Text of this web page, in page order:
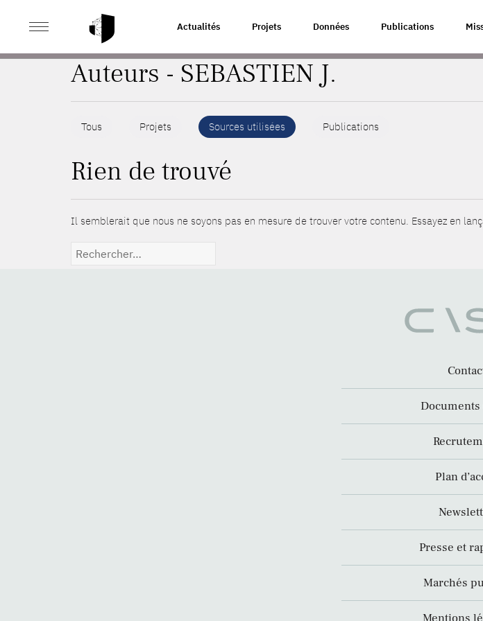
Actualités Projets Données Publications
ACCUEIL
Auteurs - SEBASTIEN J.
Tous Projets Sources utilisées Publications
Rien de trouvé
Il semblerait que nous ne soyons pas en mesure de trouver votre contenu. Essayez en
Rechercher :
Plan
Presse et
Marchés